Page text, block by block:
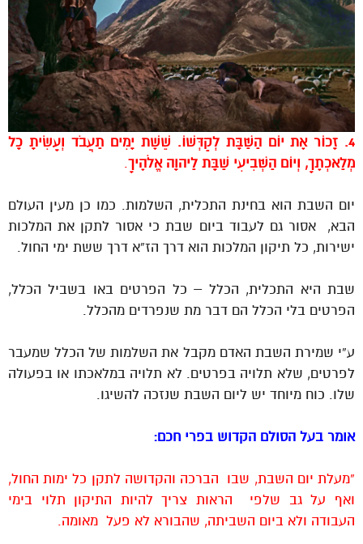
4. זָכוֹר אֶת יוֹם הַשַּׁבָּת לְקַדְּשׁוֹ. שֵׁשֶׁת יָמִים תַּעֲבֹד וְעָשִׂיתָ כָּל
מְלַאכְתֶּךָ, וְיוֹם הַשְּׁבִיעִי שַׁבָּת לַיהוָה אֱלֹהֶיךָ.
יום השבת הוא בחינת התכלית, השלמות. כמו כן מעין העולם
הבא, אסור גם לעבוד ביום שבת כי אסור לתקן את המלכות
ישירות, כל תיקון המלכות הוא דרך הז”א דרך ששת ימי החול.
שבת היא התכלית, הכלל – כל הפרטים באו בשביל הכלל,
הפרטים בלי הכלל הם דבר מת שנפרדים מהכלל.
ע”י שמירת השבת האדם מקבל את השלמות של הכלל שמעבר
לפרטים, שלא תלויה בפרטים. לא תלויה במלאכתו או בפעולה
שלו. כוח מיוחד יש ליום השבת שנזכה להשיגו.
אומר בעל הסולם הקדוש בפרי חכם:
“מעלת יום השבת, שבו הברכה והקדושה לתקן כל ימות החול,
ואף על גב שלפי הראות צריך להיות התיקון תלוי בימי
העבודה ולא ביום השביתה, שהבורא לא פעל מאומה.